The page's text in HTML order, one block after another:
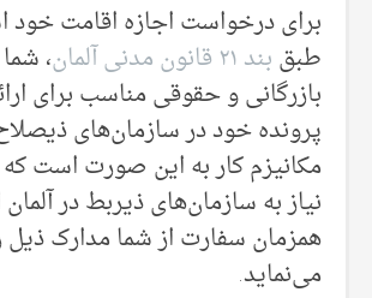
برای درخواست اجازه اقامت خود
طبقبند ۲۱ قانون مدنی آلمان
،
بازرگانی و حقوقی مناسب برای
پرونده خود در سازمان‌های ذیصلاح
مکانیزم کار به این صورت است
نیاز به سازمان‌های ذیربط در
همزمان سفارت از شما مدارک
می‌‌نماید.